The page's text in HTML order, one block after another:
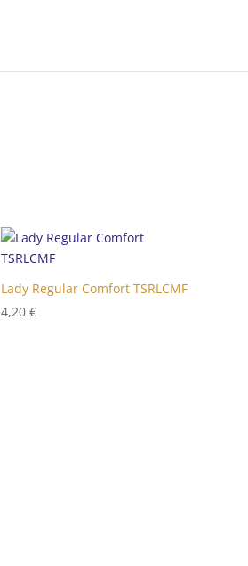
Lady Regular Comfort TSRLCMF
4,20 €